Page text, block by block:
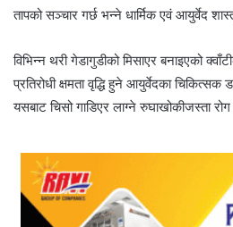
तापको सञ्चार गर्छ भन्ने धार्मिक एवं आयुर्वेद
विभिन्न थरी गेडागुडीको मिसाएर बनाइएको
प्रतिरोधी क्षमता वृद्धि हुने आयुर्वेदका
यसबाट चिसो गाडिएर लाग्ने रुघाखोकीजस्ता